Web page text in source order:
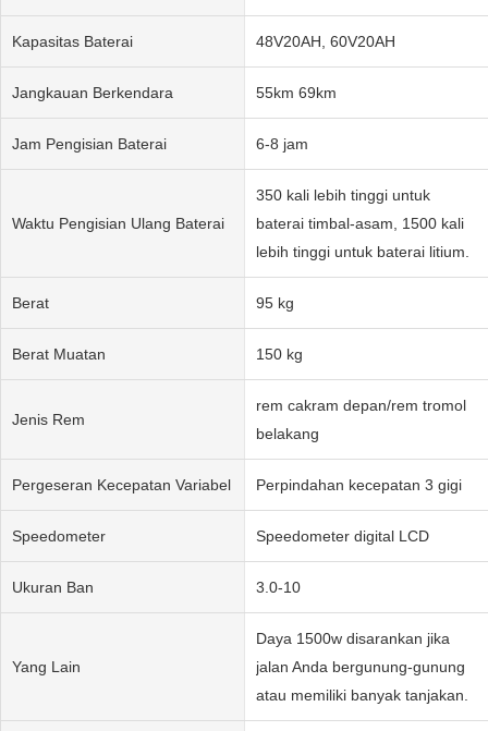
Kapasitas Baterai 48V20AH, 60V20AH
Jangkauan Berkendara 55km 69km
Jam Pengisian Baterai 6-8 jam
Waktu Pengisian Ulang Baterai
350 kali lebih tinggi untuk
baterai timbal-asam, 1500 kali
lebih tinggi untuk baterai litium.
Berat 95 kg
Berat Muatan 150 kg
Jenis Rem
rem cakram depan/rem tromol
belakang
Pergeseran Kecepatan Variabel Perpindahan kecepatan 3 gigi
Speedometer Speedometer digital LCD
Ukuran Ban 3.0-10
Yang Lain
Daya 1500w disarankan jika
jalan Anda bergunung-gunung
atau memiliki banyak tanjakan.